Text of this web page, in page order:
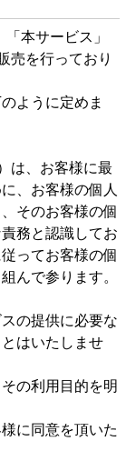
本サービス」
売を行っており
ように定めま
は、お客様に最
、お客様の個人
そのお客様の個
務と認識してお
ってお客様の個
んで参ります。
の提供に必要な
はいたしませ
の利用目的を明
に同意を頂いた